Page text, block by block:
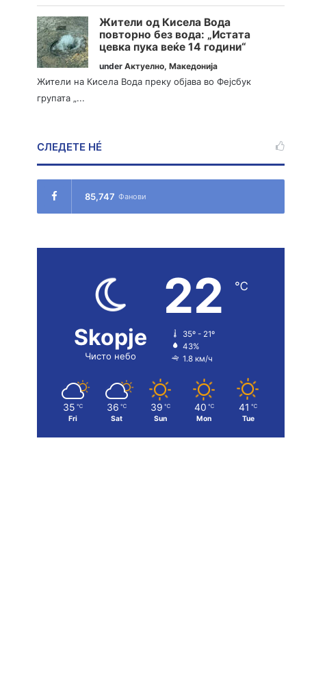
Жители од Кисела Вода
повторно без вода: „Истата
цевка пука веќе 14 години“
underАктуелно,Македонија
Жители на Кисела Вода преку објава во Фејсбук
групата „...
СЛЕДЕТЕ НÉ
85,747 Фанови
Skopje
Чисто небо
22 ℃
35º - 21º
43%
1.8 км/ч
35 ℃
Fri
36 ℃
Sat
39 ℃
Sun
40 ℃
Mon
41 ℃
Tue